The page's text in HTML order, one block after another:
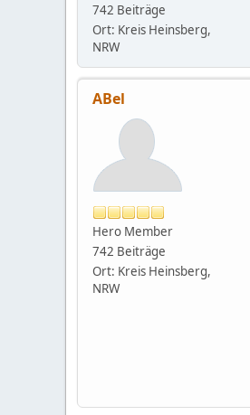
742 Beiträge
Ort: Kreis Heinsberg,
NRW
ABel
Hero Member
742 Beiträge
Ort: Kreis Heinsberg,
NRW